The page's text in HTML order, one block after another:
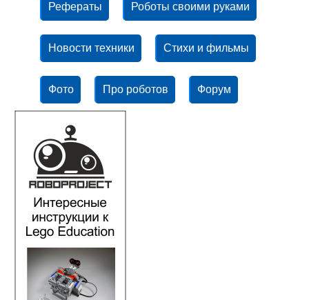
Рефераты Роботы своими руками
Новости техники Стихи и фильмы
Фото Про роботов Форум